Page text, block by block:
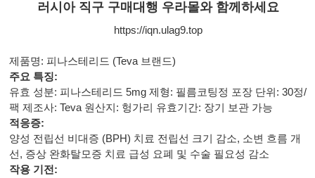
러시아 직구 구매대행 우라몰와 함께하세요
https://iqn.ulag9.top
제품명: 피나스테리드 (Teva 브랜드)
주요 특징:
유효 성분: 피나스테리드 5mg 제형: 필름코팅정 포장 단위: 30정/
팩 제조사: Teva 원산지: 헝가리 유효기간: 장기 보관 가능
적응증:
양성 전립선 비대증 (BPH) 치료 전립선 크기 감소, 소변 흐름 개
선, 증상 완화탈모증 치료 급성 요폐 및 수술 필요성 감소
작용 기전: